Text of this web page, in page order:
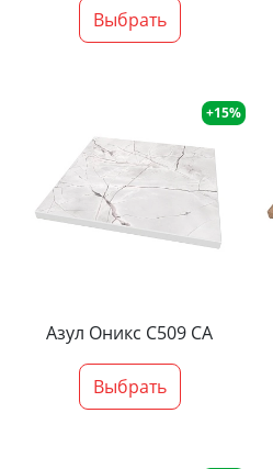
Выбрать
+15%
Азул Оникс С509 СА
Выбрать